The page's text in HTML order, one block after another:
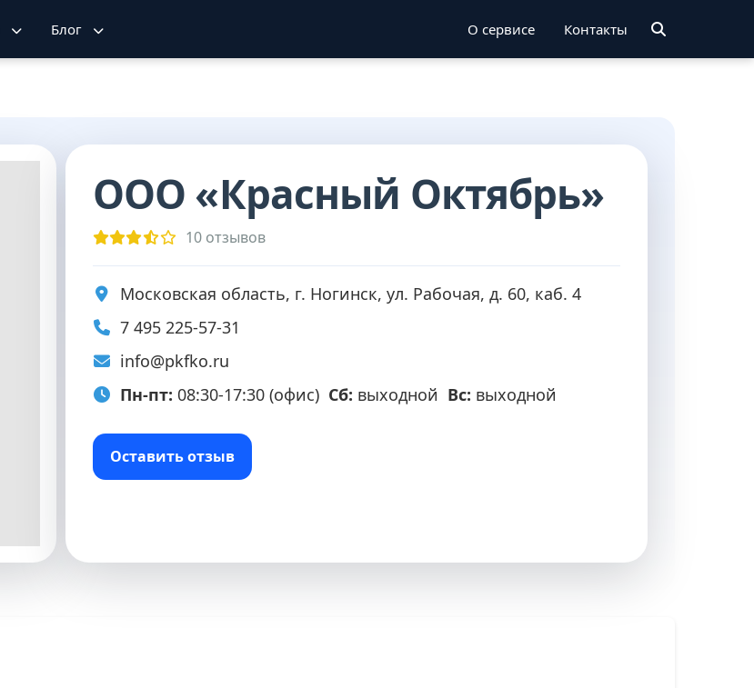
Блог О сервисе Контакты
ООО «Красный Октябрь»
10 отзывов
Московская область, г. Ногинск, ул. Рабочая, д. 60, каб. 4
7 495 225-57-31
info@pkfko.ru
Пн-пт: 08:30-17:30 (офис) Сб: выходной Вс: выходной
Оставить отзыв